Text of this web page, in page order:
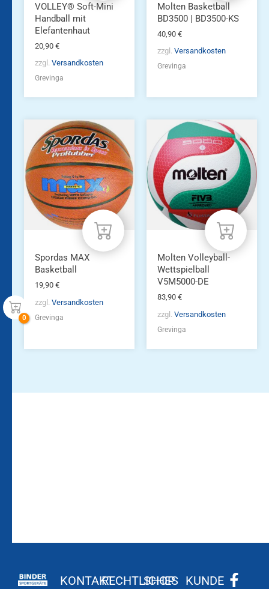
VOLLEY® Soft-Mini
Handball mit
Elefantenhaut
20,90 €
zzgl. Versandkosten
Grevinga
Molten Basketball
BD3500 | BD3500-KS
40,90 €
zzgl. Versandkosten
Grevinga
Spordas MAX
Basketball
19,90 €
zzgl. Versandkosten
Grevinga
Molten Volleyball-
Wettspielball
V5M5000-DE
83,90 €
zzgl. Versandkosten
Grevinga
KONTAKTRECHTLICHES
SHOP KUNDE